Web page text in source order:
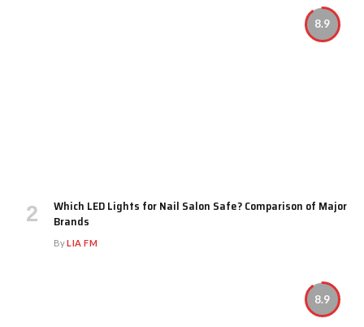
8.9
Which LED Lights for Nail Salon Safe? Comparison of Major
Brands
ByLIA FM
8.9